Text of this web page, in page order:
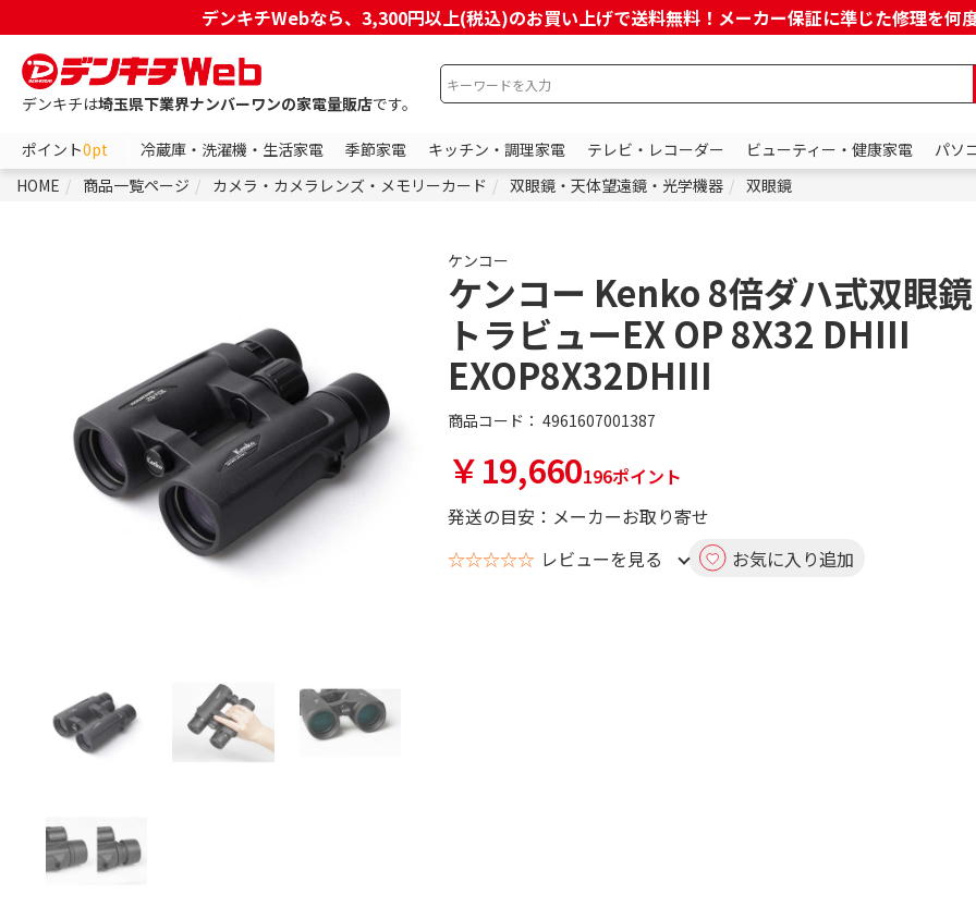
デンキチWebなら、3,300円以上(税込)のお買い上げで送料無料！メーカー保証に準じた修理を何
デンキチは埼玉県下業界ナンバーワンの家電量販店です。
ポイント0pt 冷蔵庫・洗濯機・生活家電 季節家電 キッチン・調理家電 テレビ・レコーダー ビューティー・健康家電
パソ
HOME
商品一覧ページ カメラ・カメラレンズ・メモリーカード 双眼鏡・天体望遠鏡・光学機器 双眼鏡
ケンコー
ケンコー Kenko 8倍ダハ式双眼
トラビューEX OP 8X32 DHIII
EXOP8X32DHIII
商品コード： 4961607001387
￥19,660196ポイント
発送の目安：メーカーお取り寄せ
☆☆☆☆☆ レビューを見る お気に入り追加